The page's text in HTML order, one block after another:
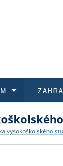
vysokoškolského